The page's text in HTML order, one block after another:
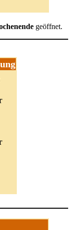
geöffnet.